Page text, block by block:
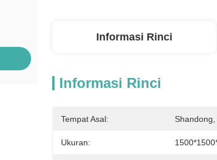
Informasi Rinci
Informasi Rinci
Tempat Asal: Shandong,
Ukuran: